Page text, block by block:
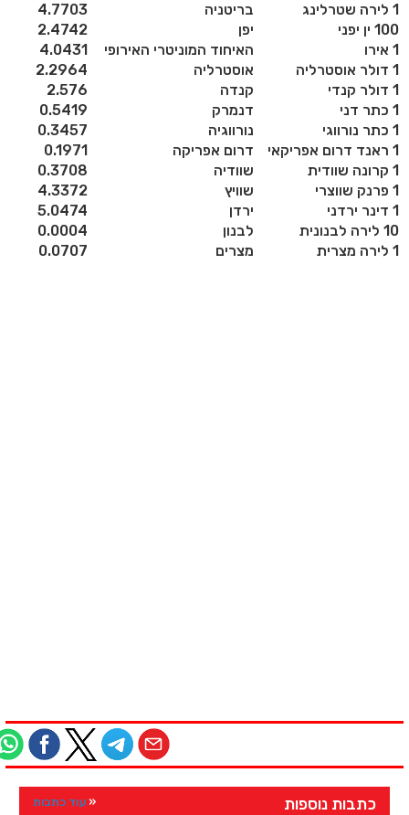
בריטניה
4.7703
100 ין יפני
יפן
2.4742
האיחוד המוניטרי האירופי
4.0431
אוסטרליה
2.2964
קנדה
2.576
דנמרק
0.5419
נורווגיה
0.3457
דרום אפריקה
0.1971
שוודיה
0.3708
שוויץ
4.3372
ירדן
5.0474
10 לירה לבנונית
לבנון
0.0004
מצרים 0.0707
כתבות נוספות עוד כתבות